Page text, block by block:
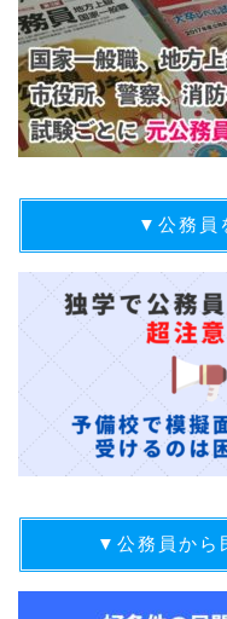
▼公務員
▼公務員から